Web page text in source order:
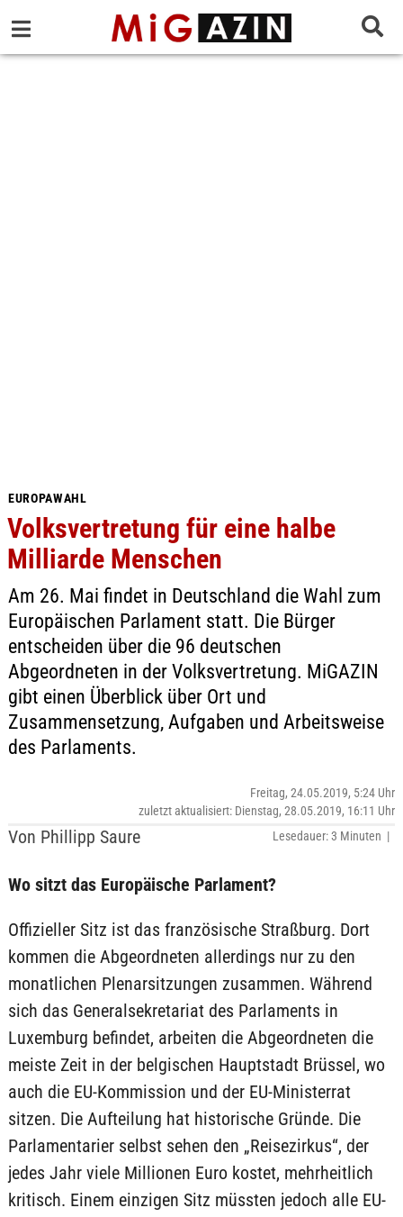
EUROPAWAHL
Volksvertretung für eine halbe
Milliarde Menschen
Am 26. Mai findet in Deutschland die Wahl zum
Europäischen Parlament statt. Die Bürger
entscheiden über die 96 deutschen
Abgeordneten in der Volksvertretung. MiGAZIN
gibt einen Überblick über Ort und
Zusammensetzung, Aufgaben und Arbeitsweise
des Parlaments.
Von Phillipp Saure
Freitag, 24.05.2019, 5:24 Uhr
zuletzt aktualisiert: Dienstag, 28.05.2019, 16:11 Uhr
Lesedauer: 3 Minuten |
Wo sitzt das Europäische Parlament?
Offizieller Sitz ist das französische Straßburg. Dort
kommen die Abgeordneten allerdings nur zu den
monatlichen Plenarsitzungen zusammen. Während
sich das Generalsekretariat des Parlaments in
Luxemburg befindet, arbeiten die Abgeordneten die
meiste Zeit in der belgischen Hauptstadt Brüssel, wo
auch die EU-Kommission und der EU-Ministerrat
sitzen. Die Aufteilung hat historische Gründe. Die
Parlamentarier selbst sehen den „Reisezirkus“, der
jedes Jahr viele Millionen Euro kostet, mehrheitlich
kritisch. Einem einzigen Sitz müssten jedoch alle EU-